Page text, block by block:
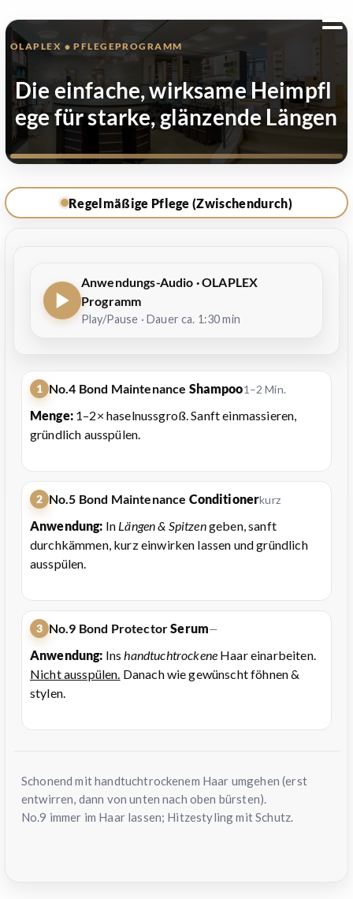
OLAPLEX • PFLEGEPROGRAMM
Die einfache,wirksameHeimpfl
egefürstarke,glänzende Längen
Treatment im passenden Rhythmus. Minimaler Aufwand,
maximale Wirkung.Regelmäßige Pflege (Zwischendurch)
Anwendungs-Audio · OLAPLEX
Programm
Play/Pause · Dauer ca. 1:30 min
1 No.4 Bond Maintenance Shampoo1–2 Min.
Menge:1–2× haselnussgroß. Sanft einmassieren,
gründlich ausspülen.
2 No.5 Bond Maintenance Conditionerkurz
Anwendung: In Längen & Spitzengeben, sanft
durchkämmen, kurz einwirken lassen und gründlich
ausspülen.
3 No.9 Bond ProtectorSerum—
Anwendung: InshandtuchtrockeneHaar einarbeiten.
Nicht ausspülen. Danach wie gewünscht föhnen &
stylen.
Schonend mit handtuchtrockenem Haar umgehen (erst
entwirren, dann von unten nach oben bürsten).
No.9 immer im Haar lassen; Hitzestyling mit Schutz.